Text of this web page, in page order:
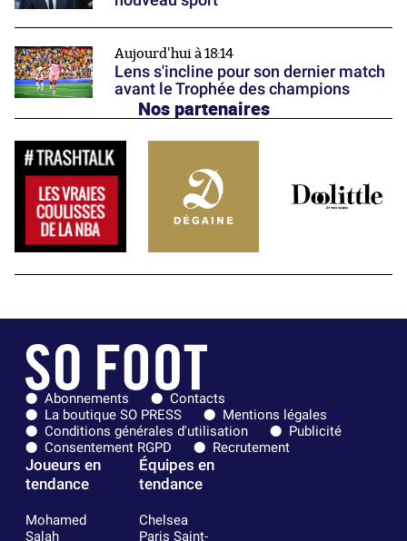
Aujourd'hui à 18:14
Lens s'incline pour son dernier match
avant le Trophée des champions
Nos partenaires
Abonnements
Contacts
La boutique SO PRESS
Mentions légales
Conditions générales d'utilisation
Publicité
Consentement RGPD
Recrutement
Joueurs en
tendance
Mohamed
Salah
Équipes en
tendance
Chelsea
Paris Saint-